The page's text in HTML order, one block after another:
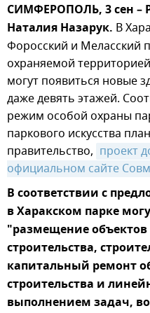
СИМФЕРОПОЛЬ, 3 сен –
Наталия Назарук. В
Форосский и Меласский
охраняемой
могут появиться новые
даже девять этажей.
режим особой охраны
паркового искусства
правительство, проект
официальном сайте
В соответствии с
в Харакском парке
"размещение
строительства,
капитальный ремонт
строительства и
выполнением задач,